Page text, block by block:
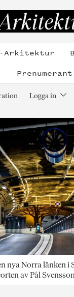
Arkitektur
Prenumerant
Logga in
nya Norra länken i
av Pål